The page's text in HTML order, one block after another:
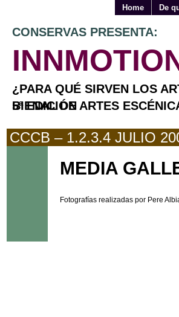
De
Home
CONSERVAS PRESENTA:
¿PARA QUÉ SIRVEN LOS
BIENAL DE ARTES ESCÉNICAS Y VISUALES APLICADAS 5ª EDICIÓN
CCCB – 1.2.3.4 JULIO
MEDIA
Fotografías realizadas por Pere